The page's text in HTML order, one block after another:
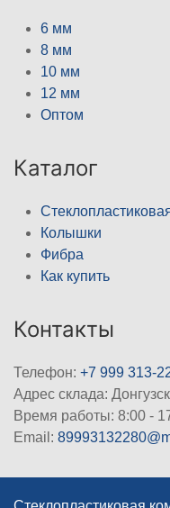
6 мм
8 мм
10 мм
12 мм
Оптом
Каталог
Колышки
Фибра
Как купить
Контакты
Телефон: +7 999 313-
Адрес склада:
Время работы: 8:00 -
Email: